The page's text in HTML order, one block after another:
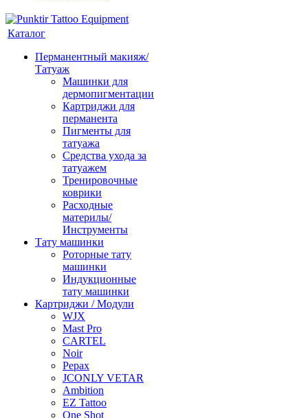
Каталог
Перманентный макияж/
Татуаж
Машинки для
дермопигментации
Картриджи для
перманента
Пигменты для
татуажа
Средства ухода за
татуажем
Тренировочные
коврики
Расходные
материлы/
Инструменты
Тату машинки
Роторные тату
машинки
Индукционные
тату машинки
Картриджи / Модули
WJX
Mast Pro
CARTEL
Noir
Pepax
JCONLY VETAR
Ambition
EZ Tattoo
One Shot